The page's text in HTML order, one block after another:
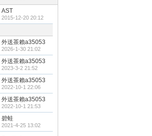
AST
2015-12-20 20:12
外送茶賴a35053
2026-1-30 21:02
外送茶賴a35053
2023-3-2 21:52
外送茶賴a35053
2022-10-1 22:06
外送茶賴a35053
2022-10-1 21:53
碧蛙
2021-4-25 13:02